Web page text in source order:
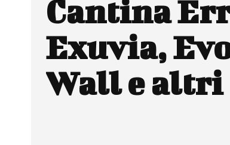
Cantina
Exuvia,
Wall e altri